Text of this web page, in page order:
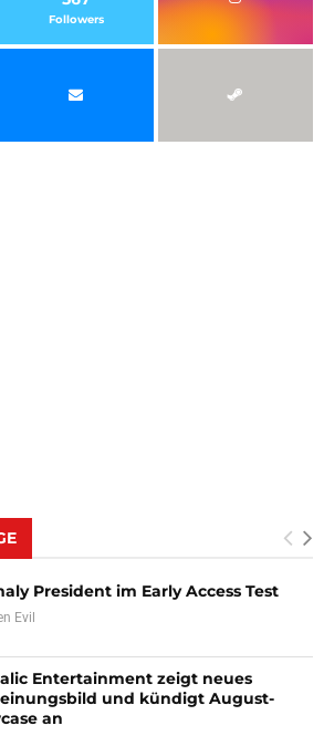
Followers
President im Early Access Test
Evil
Entertainment zeigt neues
und kündigt August-
an